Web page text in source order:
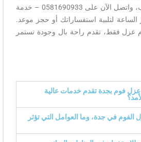
لا تضيع وقتك في التجريب، واتصل الآن على 0581690933 – خدمة
الساعة لتلبية استفساراتك أو حجز موعد.
عزل فقط، تقدم راحة بال وجودة تستمر
فوم بجدة تقدم خدمات عالية
في جدة، وما العوامل التي تؤثر